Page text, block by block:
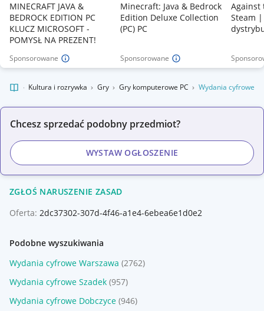
Sponsorowane
MINECRAFT JAVA &
BEDROCK EDITION PC
KLUCZ MICROSOFT -
POMYSŁ NA PREZENT!
Sponsorowane
Minecraft: Java & Bedrock
Edition Deluxe Collection
(PC) PC
Against
Steam
Kultura i rozrywka Gry Gry komputerowe PC Wydania cyfrowe
Chcesz sprzedać podobny przedmiot?
WYSTAW OGŁOSZENIE
ZGŁOŚ NARUSZENIE ZASAD
Oferta: 2dc37302-307d-4f46-a1e4-6ebea6e1d0e2
Podobne wyszukiwania
Wydania cyfrowe Warszawa (2762)
Wydania cyfrowe Szadek (957)
Wydania cyfrowe Dobczyce (946)